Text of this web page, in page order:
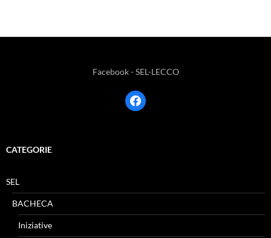
Facebook - SEL-LECCO
facebook
CATEGORIE
SEL
BACHECA
Iniziative